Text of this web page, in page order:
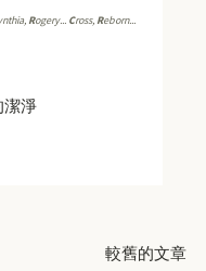
Rogery... Cross, Reborn...
潔淨
較舊的文章